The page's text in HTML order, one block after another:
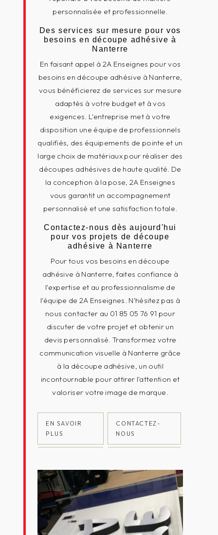
personnalisée et professionnelle.
Des services sur mesure pour vos
besoins en découpe adhésive à
Nanterre
En faisant appel à 2A Enseignes pour vos
besoins en découpe adhésive à Nanterre,
vous bénéficierez de services sur mesure
adaptés à votre budget et à vos
exigences. L'entreprise met à votre
disposition une équipe de professionnels
qualifiés, des équipements de pointe et un
large choix de matériaux pour réaliser des
découpes adhésives de haute qualité. De
la conception à la pose, 2A Enseignes
vous garantit un accompagnement
personnalisé et une satisfaction totale.
Contactez-nous dès aujourd'hui
pour vos projets de découpe
adhésive à Nanterre
Pour tous vos besoins en découpe
adhésive à Nanterre, faites confiance à
l'expertise et au professionnalisme de
l'équipe de 2A Enseignes. N'hésitez pas à
nous contacter au 01 85 05 76 91 pour
discuter de votre projet et obtenir un
devis personnalisé. Transformez votre
communication visuelle à Nanterre grâce
à la découpe adhésive, un outil
incontournable pour attirer l'attention et
valoriser votre image de marque.
EN SAVOIR
PLUS
CONTACTEZ-
NOUS